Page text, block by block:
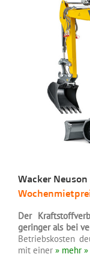
Wacker
Der
geringer als bei
Betriebskosten
mit einer » mehr »